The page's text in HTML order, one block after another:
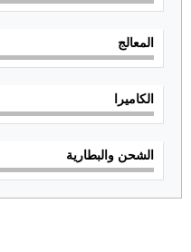
المعالج
الكاميرا
الشحن والبطارية